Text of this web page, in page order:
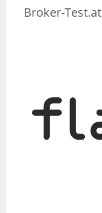
Broker-Test.at